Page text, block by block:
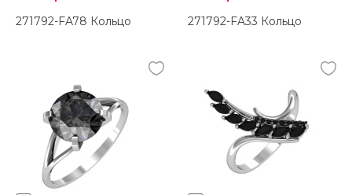
271792-FA78 Кольцо 271792-FA33 Кольцо